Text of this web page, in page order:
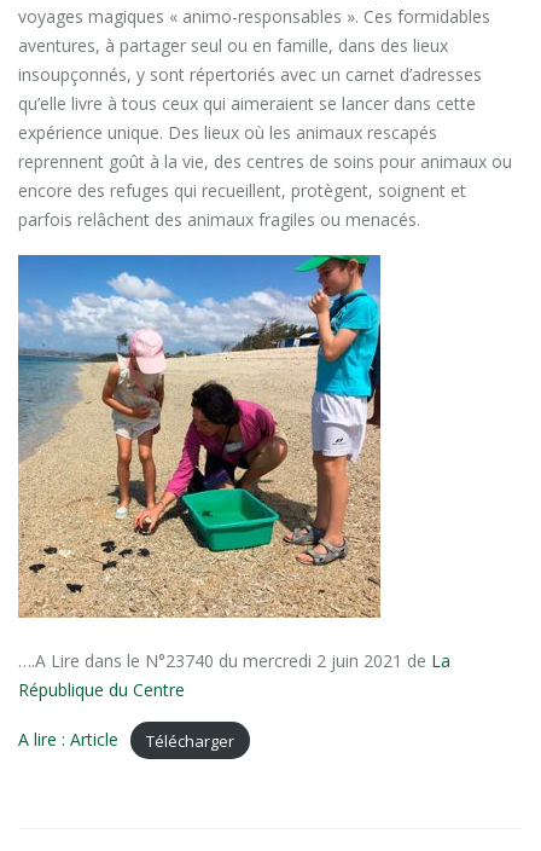
voyages magiques « animo-responsables ». Ces formidables
aventures, à partager seul ou en famille, dans des lieux
insoupçonnés, y sont répertoriés avec un carnet d’adresses
qu’elle livre à tous ceux qui aimeraient se lancer dans cette
expérience unique. Des lieux où les animaux rescapés
reprennent goût à la vie, des centres de soins pour animaux ou
encore des refuges qui recueillent, protègent, soignent et
parfois relâchent des animaux fragiles ou menacés.
….A Lire dans le N°23740 du mercredi 2 juin 2021 de La
République du Centre
A lire : Article Télécharger